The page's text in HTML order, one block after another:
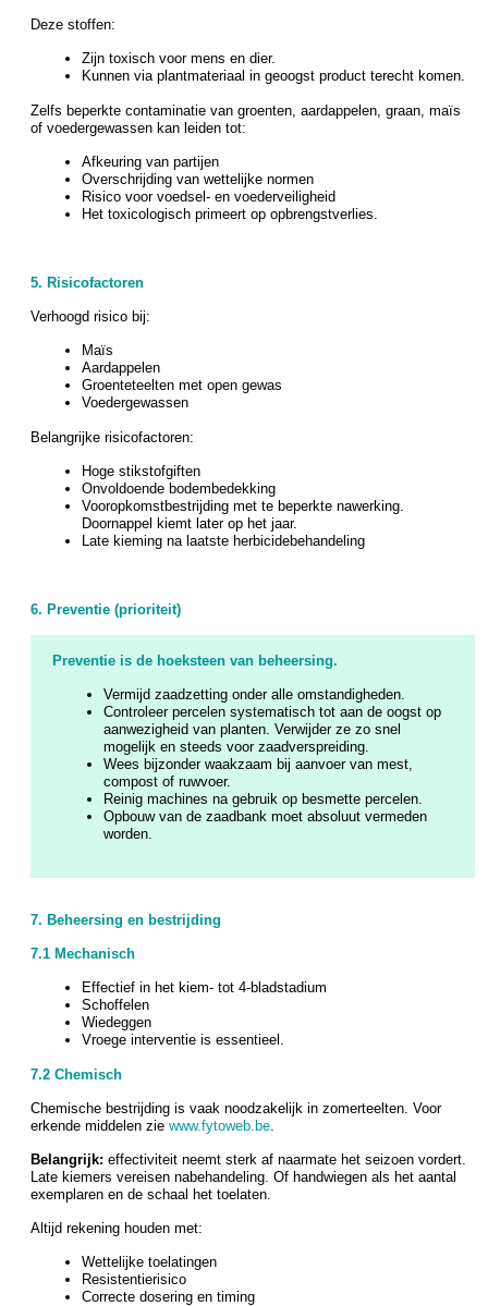
Deze stoffen:
Zijn toxisch voor mens en dier.
Kunnen via plantmateriaal in geoogst product terecht komen.
Zelfs beperkte contaminatie van groenten, aardappelen, graan, maïs
of voedergewassen kan leiden tot:
Afkeuring van partijen
Overschrijding van wettelijke normen
Risico voor voedsel- en voederveiligheid
Het toxicologisch primeert op opbrengstverlies.
5. Risicofactoren
Verhoogd risico bij:
Maïs
Aardappelen
Groenteteelten met open gewas
Voedergewassen
Belangrijke risicofactoren:
Hoge stikstofgiften
Onvoldoende bodembedekking
Vooropkomstbestrijding met te beperkte nawerking.
Doornappel kiemt later op het jaar.
Late kieming na laatste herbicidebehandeling
6. Preventie (prioriteit)
Preventie is de hoeksteen van beheersing.
Vermijd zaadzetting onder alle omstandigheden.
Controleer percelen systematisch tot aan de oogst op
aanwezigheid van planten. Verwijder ze zo snel
mogelijk en steeds voor zaadverspreiding.
Wees bijzonder waakzaam bij aanvoer van mest,
compost of ruwvoer.
Reinig machines na gebruik op besmette percelen.
Opbouw van de zaadbank moet absoluut vermeden
worden.
7. Beheersing en bestrijding
7.1 Mechanisch
Effectief in het kiem- tot 4-bladstadium
Schoffelen
Wiedeggen
Vroege interventie is essentieel.
7.2 Chemisch
Chemische bestrijding is vaak noodzakelijk in zomerteelten. Voor
erkende middelen zie www.fytoweb.be
Belangrijk: effectiviteit neemt sterk af naarmate het seizoen vordert.
Late kiemers vereisen nabehandeling. Of handwiegen als het aantal
exemplaren en de schaal het toelaten.
Altijd rekening houden met:
Wettelijke toelatingen
Resistentierisico
Correcte dosering en timing